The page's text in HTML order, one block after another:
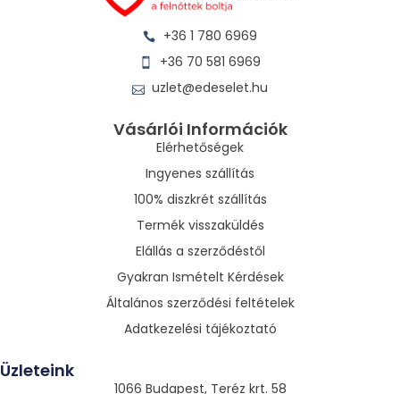
+36 1 780 6969
+36 70 581 6969
uzlet@edeselet.hu
Vásárlói Információk
Elérhetőségek
Ingyenes szállítás
100% diszkrét szállítás
Termék visszaküldés
Elállás a szerződéstől
Gyakran Ismételt Kérdések
Általános szerződési feltételek
Adatkezelési tájékoztató
Üzleteink
1066 Budapest, Teréz krt. 58